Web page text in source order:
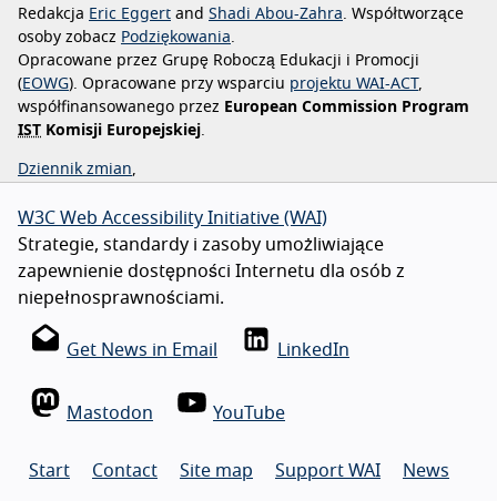
Redakcja Eric Eggert Shadi Abou-Zahra
Współtworzące
osoby zobacz Podziękowania
Opracowane przez Grupę Roboczą Edukacji i Promocji
(EOWG). Opracowane przy wsparciu projektu WAI-ACT,
współfinansowanego przez European Commission Program
IST Komisji Europejskiej
Dziennik zmian
W3C Web Accessibility Initiative (WAI)
Strategie, standardy i zasoby umożliwiające
zapewnienie dostępności Internetu dla osób z
niepełnosprawnościami.
Get News in Email LinkedIn
Mastodon YouTube
Start Contact Site map Support WAI News